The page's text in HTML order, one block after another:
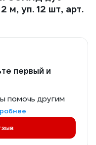
м, уп. 12 шт, арт.
первый и
помочь другим